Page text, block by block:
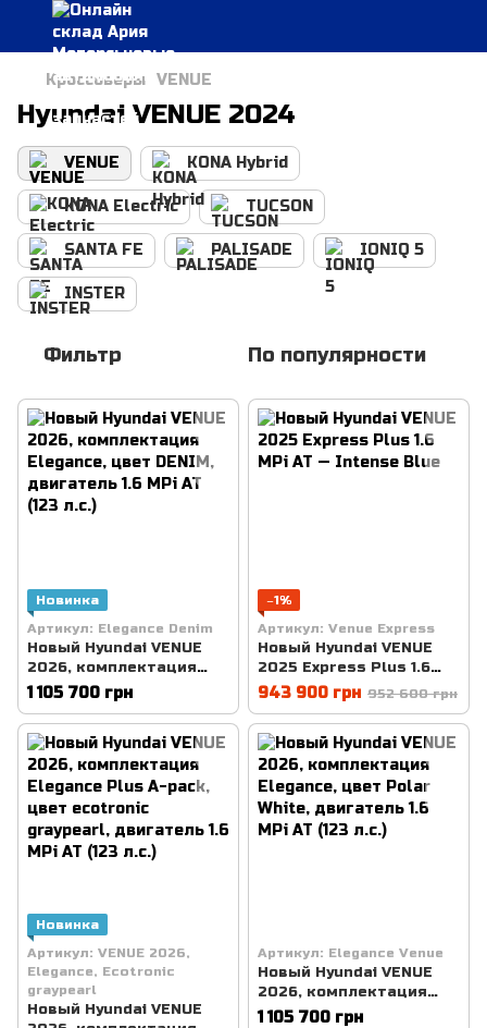
Кроссоверы VENUE
Hyundai VENUE 2024
VENUE KONA Hybrid
KONA Electric TUCSON
SANTA FE PALISADE IONIQ 5
INSTER
Фильтр По популярности
Новинка
Артикул: Elegance Denim
Новый Hyundai VENUE
2026, комплектация
Elegance, цвет DENIM,
двигатель 1.6 MPi AT (123
л.с.)
1 105 700 грн
−1%
Артикул: Venue Express
Новый Hyundai VENUE
2025 Express Plus 1.6
MPi AT — Intense Blue
943 900 грн 952 600 грн
Новинка
Артикул: VENUE 2026,
Elegance, Ecotronic
graypearl
Новый Hyundai VENUE
Артикул: Elegance Venue
Новый Hyundai VENUE
2026, комплектация
Elegance, цвет Polar
1 105 700 грн